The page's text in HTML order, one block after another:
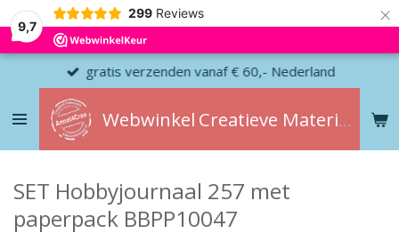
9,7
299 Reviews ×
Webwinkel Creatieve Materialen
gratis verzenden vanaf € 60,- Nederland
SET Hobbyjournaal 257 met
paperpack BBPP10047